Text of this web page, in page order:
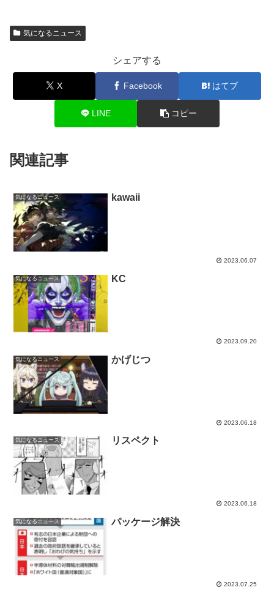
気になるニュース
シェアする
X Facebook はてブ
LINE コピー
関連記事
気になるニュース kawaii
2023.06.07
気になるニュース KC
2023.09.20
気になるニュース かげじつ
2023.06.18
気になるニュース リスペクト
2023.06.18
気になるニュース パッケージ解決
2023.07.25